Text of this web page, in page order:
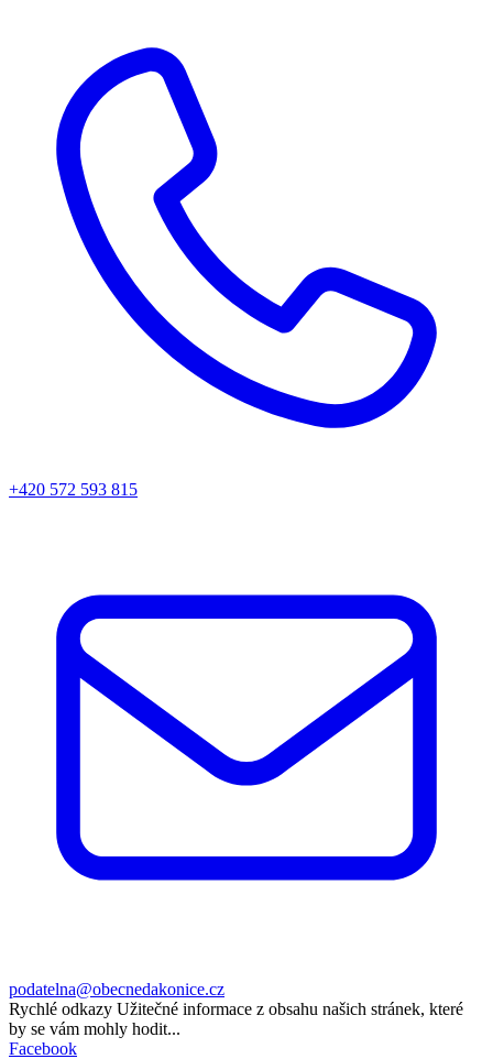
+420 572 593 815
podatelna@obecnedakonice.cz
Rychlé odkazy Užitečné informace z obsahu našich stránek, které
by se vám mohly hodit...
Facebook